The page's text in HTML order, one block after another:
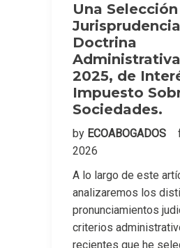
Una
Doctrina
2025, de
Impuesto
Sociedades.
by ECOABOGADOS
2026
A lo largo de este
analizaremos los
pronunciamientos
criterios
recientes que he